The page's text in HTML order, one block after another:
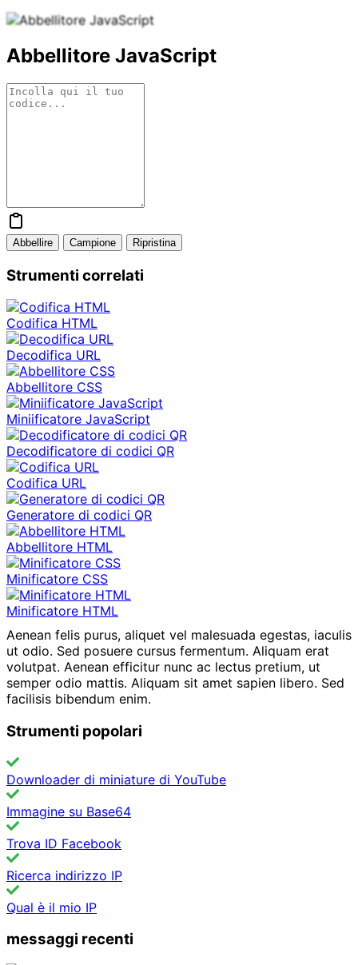
Abbellitore JavaScript
Abbellire Campione Ripristina
Strumenti correlati
Codifica HTML
Decodifica URL
Abbellitore CSS
Miniificatore JavaScript
Decodificatore di codici QR
Codifica URL
Generatore di codici QR
Abbellitore HTML
Minificatore CSS
Minificatore HTML
Aenean felis purus, aliquet vel malesuada egestas, iaculis
ut odio. Sed posuere cursus fermentum. Aliquam erat
volutpat. Aenean efficitur nunc ac lectus pretium, ut
semper odio mattis. Aliquam sit amet sapien libero. Sed
facilisis bibendum enim.
Strumenti popolari
Downloader di miniature di YouTube
Immagine su Base64
Trova ID Facebook
Ricerca indirizzo IP
Qual è il mio IP
messaggi recenti